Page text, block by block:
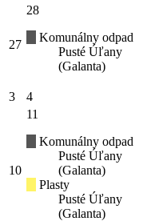
27
28
Komunálny odpad
Pusté Úľany
(Galanta)
3 4
10
11
Komunálny odpad
Pusté Úľany
(Galanta)
Plasty
Pusté Úľany
(Galanta)